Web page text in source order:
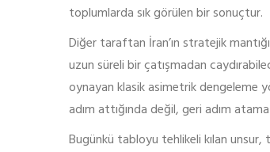
toplumlarda sık görülen bir sonuçtur.
Diğer taraftan İran’ın stratejik
uzun süreli bir çatışmadan
oynayan klasik asimetrik dengeleme
adım attığında değil, geri adım
Bugünkü tabloyu tehlikeli kılan unsur,